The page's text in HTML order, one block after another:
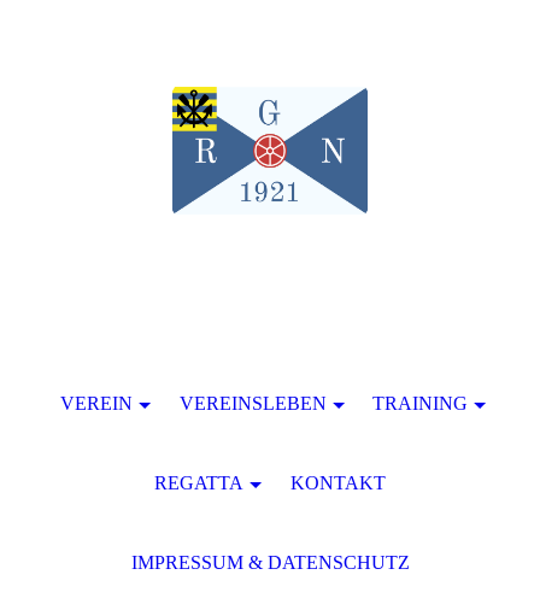
VEREIN VEREINSLEBEN TRAINING
REGATTA KONTAKT
IMPRESSUM & DATENSCHUTZ